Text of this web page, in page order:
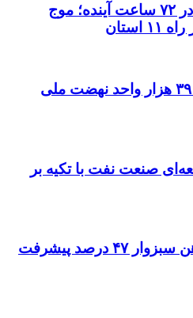
وضعیت جوی کشور در ۷۲ ساعت آینده؛ موج
تأمین مالی بیش از ۳۹۶ هزار واحد نهضت ملی
صنعت نفت با تکیه بر
بازوند: ایستگاه راه‌آهن سبزوار ۴۷ درصد پیشرفت